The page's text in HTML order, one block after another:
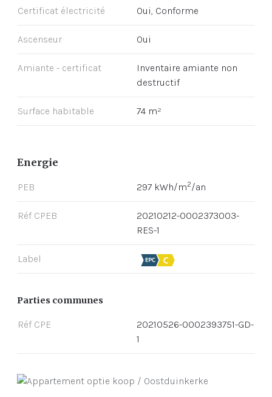
Certificat électricité Oui, Conforme
Ascenseur Oui
Amiante - certificat
Inventaire amiante non
destructif
Surface habitable 74 m²
Energie
PEB 297 kWh/m2/an
Réf CPEB
20210212-0002373003-
RES-1
Label
Parties communes
Réf CPE
20210526-0002393751-GD-
1